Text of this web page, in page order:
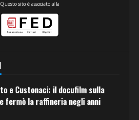
Questo sito è associato alla
e Custonaci: il docufilm sulla
fermò la raffineria negli anni